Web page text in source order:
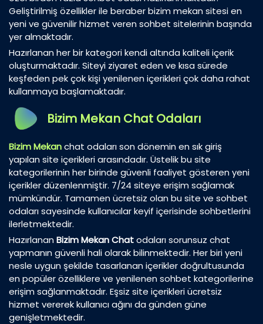
Geliştirilmiş özellikler ile beraber bizim mekan sitesi en
yeni ve güvenilir hizmet veren sohbet sitelerinin başında
yer almaktadır.
Hazırlanan her bir kategori kendi altında kaliteli içerik
oluşturmaktadır. Siteyi ziyaret eden ve kısa sürede
keşfeden pek çok kişi yenilenen içerikleri çok daha rahat
kullanmaya başlamaktadır.
Bizim Mekan Chat Odaları
Bizim Mekanchat odaları son dönemin en sık giriş
yapılan site içerikleri arasındadır. Üstelik bu site
kategorilerinin her birinde güvenli faaliyet gösteren yeni
içerikler düzenlenmiştir. 7/24 siteye erişim sağlamak
mümkündür. Tamamen ücretsiz olan bu site ve sohbet
odaları sayesinde kullanıcılar keyif içerisinde sohbetlerini
ilerletmektedir.
HazırlananBizim Mekan Chatodaları sorunsuz chat
yapmanın güvenli hali olarak bilinmektedir. Her biri yeni
nesle uygun şekilde tasarlanan içerikler doğrultusunda
en popüler özelliklere ve yenilenen sohbet kategorilerine
erişim sağlanmaktadır. Eşsiz site içerikleri ücretsiz
hizmet vererek kullanıcı ağını da günden güne
genişletmektedir.